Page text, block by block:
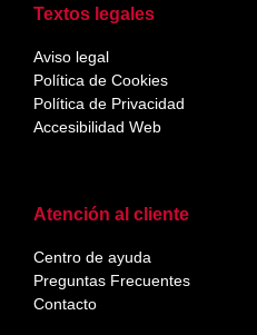
Atención al cliente
Centro de ayuda
Preguntas Frecuentes
Contacto
Textos legales
Aviso legal
Política de Cookies
Política de Privacidad
Accesibilidad Web